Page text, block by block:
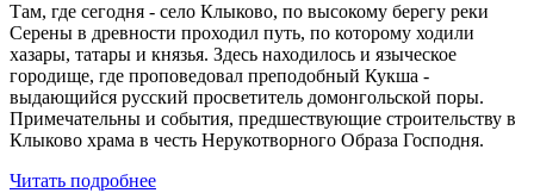
Там, где сегодня - село Клыково, по высокому берегу реки
Серены в древности проходил путь, по которому ходили
хазары, татары и князья. Здесь находилось и языческое
городище, где проповедовал преподобный Кукша -
выдающийся русский просветитель домонгольской поры.
Примечательны и события, предшествующие строительству в
Клыково храма в честь Hepyкотворного Образа Господня.
Читать подробнее